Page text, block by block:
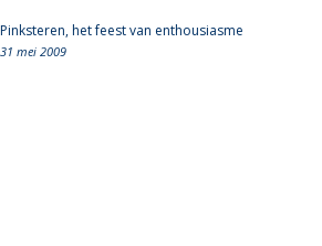
Pinksteren, het feest van enthousiasme
31 mei 2009